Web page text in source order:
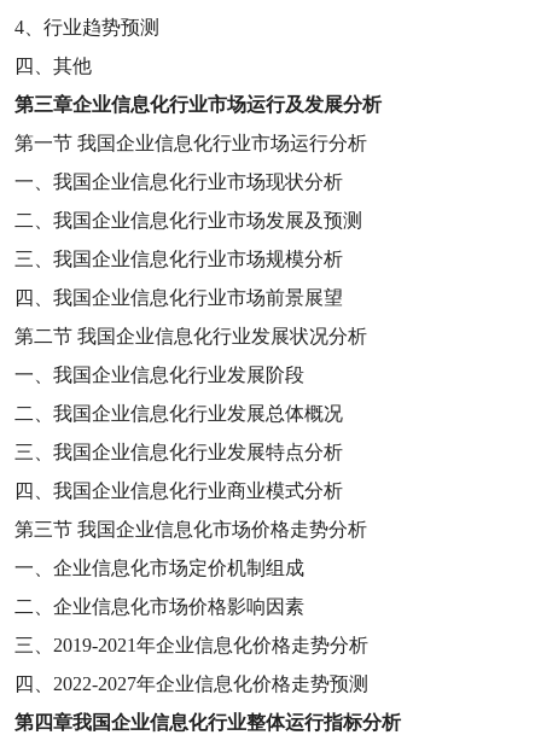
4 、行业趋势预测
四、其他
第三章企业信息化行业市场运行及发展分析
第一节 我国企业信息化行业市场运行分析
一、我国企业信息化行业市场现状分析
二、我国企业信息化行业市场发展及预测
三、我国企业信息化行业市场规模分析
四、我国企业信息化行业市场前景展望
第二节 我国企业信息化行业发展状况分析
一、我国企业信息化行业发展阶段
二、我国企业信息化行业发展总体概况
三、我国企业信息化行业发展特点分析
四、我国企业信息化行业商业模式分析
第三节 我国企业信息化市场价格走势分析
一、企业信息化市场定价机制组成
二、企业信息化市场价格影响因素
三、 2019-2021年企业信息化价格走势分析
四、 2022-2027年企业信息化价格走势预测
第四章我国企业信息化行业整体运行指标分析